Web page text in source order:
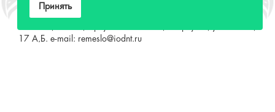
тел.: 8 (3952) 48-71-30
МИНИСТЕРСТВО КУЛЬТУРЫ РФ
Принять